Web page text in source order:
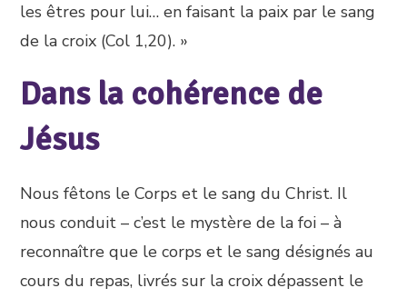
les êtres pour lui… en faisant la paix par le sang
de la croix (Col 1,20). »
Dans la cohérence de
Jésus
Nous fêtons le Corps et le sang du Christ. Il
nous conduit – c’est le mystère de la foi – à
reconnaître que le corps et le sang désignés au
cours du repas, livrés sur la croix dépassent le